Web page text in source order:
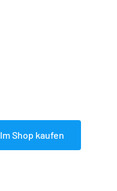
Im Shop kaufen